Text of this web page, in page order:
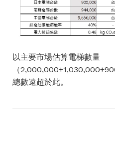
以主要市場估算電梯數量
（
總數遠超於此。